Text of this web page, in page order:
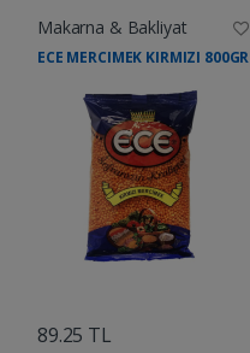
Makarna & Bakliyat
ECE MERCIMEK KIRMIZI 800GR
89.25 TL